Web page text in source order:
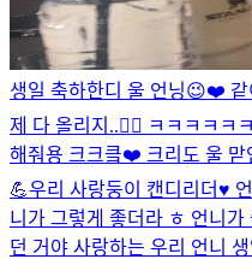
생일 축하한디 울 언닝😉❤️ 같
제 다 올리지..🤦‍♀️ ㅋㅋㅋㅋㅋ
해줘용 크크킄❤️ 크리도 울
💪우리 사랑둥이 캔디리더♥️
니가 그렇게 좋더라 ㅎ 언니
던 거야 사랑하는 우리 언니